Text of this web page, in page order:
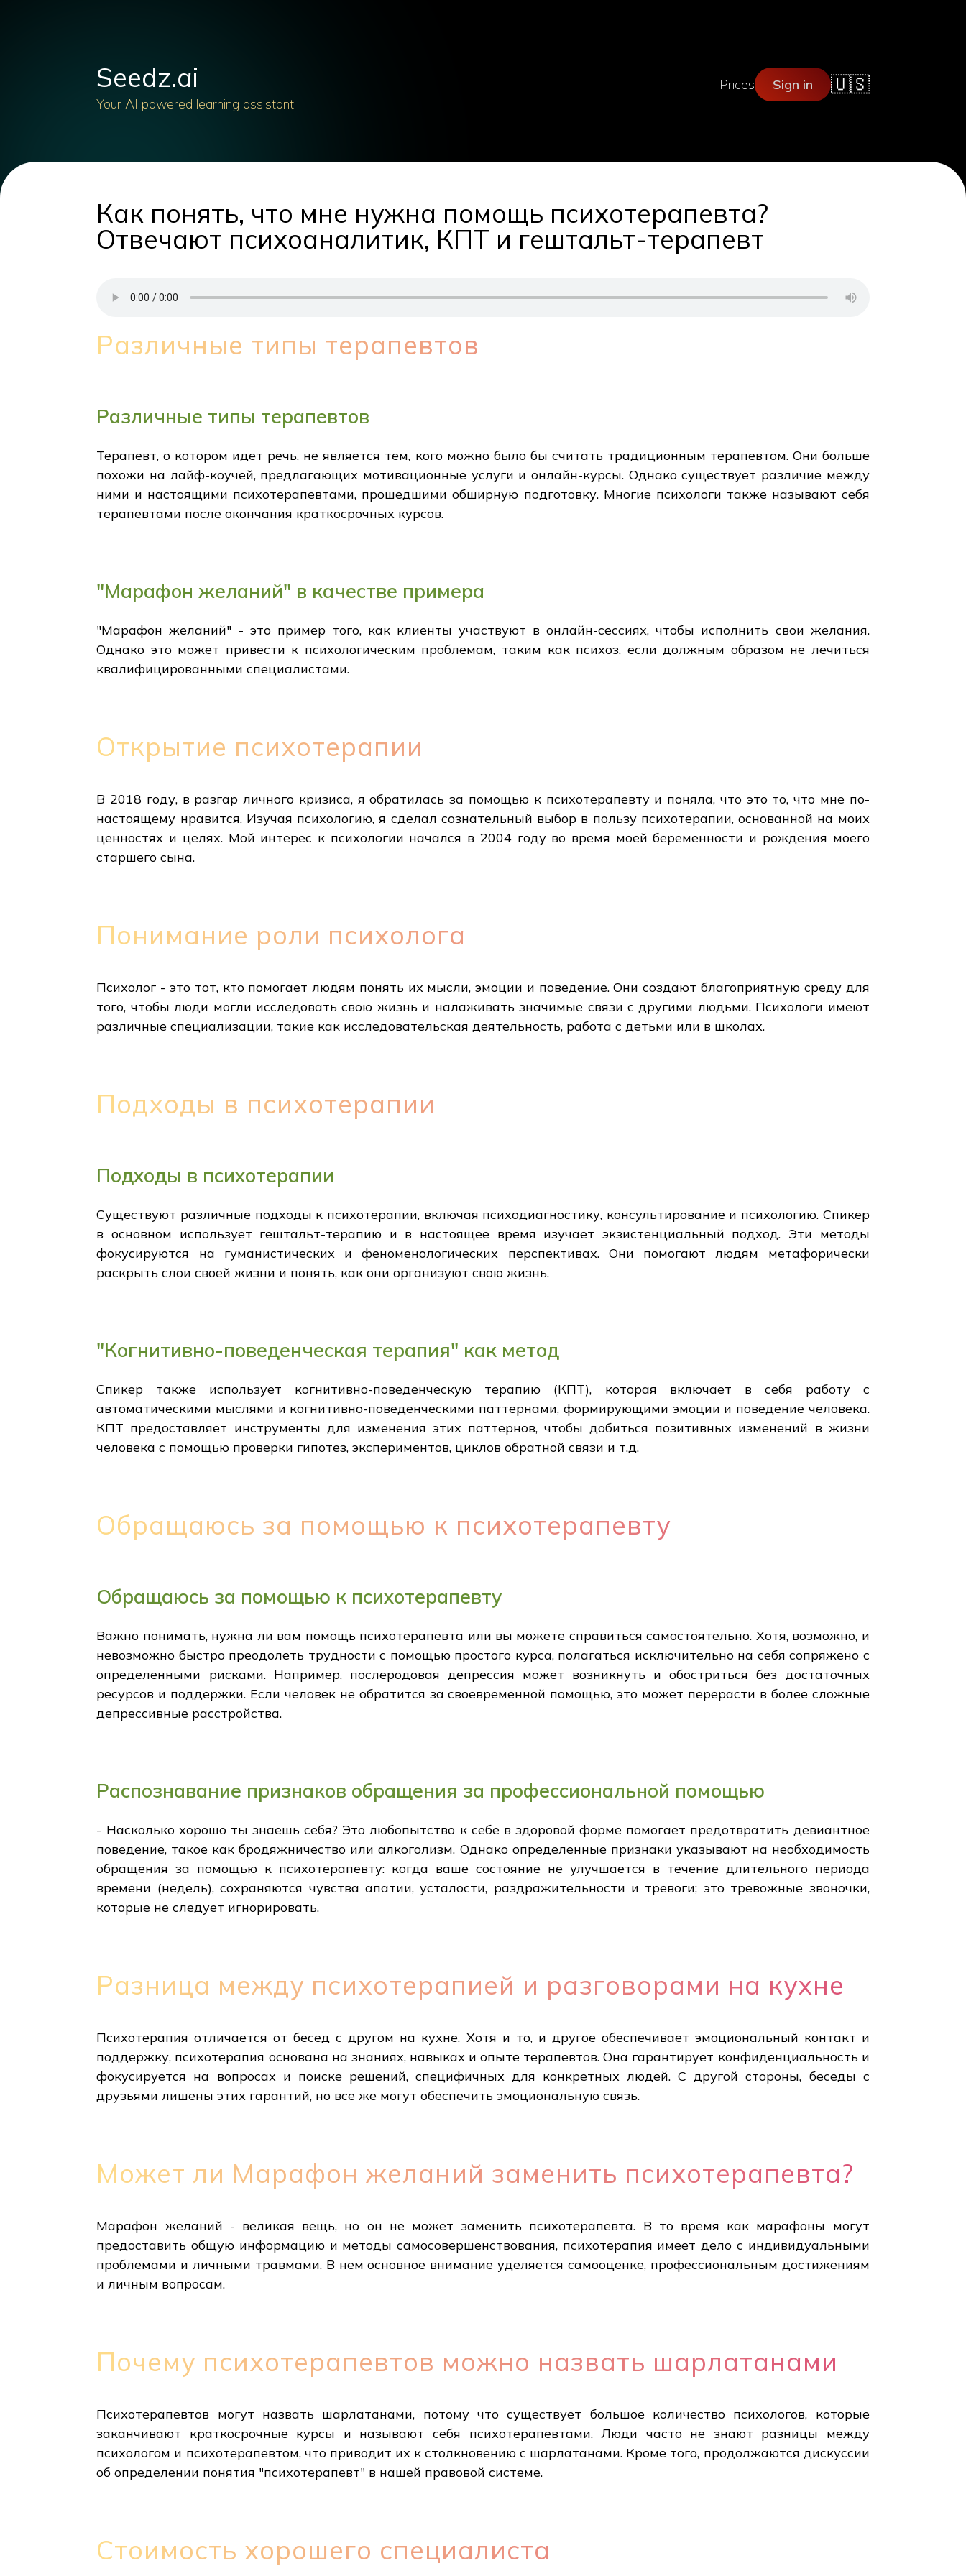
Seedz.ai
Your AI powered learning assistant
Prices Sign in 🇺🇸
Как понять, что мне нужна помощь психотерапевта?
Отвечают психоаналитик, КПТ и гештальт-терапевт
Различные типы терапевтов
Различные типы терапевтов
Терапевт, о котором идет речь, не является тем, кого можно было бы считать традиционным терапевтом. Они больше
похожи на лайф-коучей, предлагающих мотивационные услуги и онлайн-курсы. Однако существует различие между
ними и настоящими психотерапевтами, прошедшими обширную подготовку. Многие психологи также называют себя
терапевтами после окончания краткосрочных курсов.
"Марафон желаний" в качестве примера
"Марафон желаний" - это пример того, как клиенты участвуют в онлайн-сессиях, чтобы исполнить свои желания.
Однако это может привести к психологическим проблемам, таким как психоз, если должным образом не лечиться
квалифицированными специалистами.
Открытие психотерапии
В 2018 году, в разгар личного кризиса, я обратилась за помощью к психотерапевту и поняла, что это то, что мне по-
настоящему нравится. Изучая психологию, я сделал сознательный выбор в пользу психотерапии, основанной на моих
ценностях и целях. Мой интерес к психологии начался в 2004 году во время моей беременности и рождения моего
старшего сына.
Понимание роли психолога
Психолог - это тот, кто помогает людям понять их мысли, эмоции и поведение. Они создают благоприятную среду для
того, чтобы люди могли исследовать свою жизнь и налаживать значимые связи с другими людьми. Психологи имеют
различные специализации, такие как исследовательская деятельность, работа с детьми или в школах.
Подходы в психотерапии
Подходы в психотерапии
Существуют различные подходы к психотерапии, включая психодиагностику, консультирование и психологию. Спикер
в основном использует гештальт-терапию и в настоящее время изучает экзистенциальный подход. Эти методы
фокусируются на гуманистических и феноменологических перспективах. Они помогают людям метафорически
раскрыть слои своей жизни и понять, как они организуют свою жизнь.
"Когнитивно-поведенческая терапия" как метод
Спикер также использует когнитивно-поведенческую терапию (КПТ), которая включает в себя работу с
автоматическими мыслями и когнитивно-поведенческими паттернами, формирующими эмоции и поведение человека.
КПТ предоставляет инструменты для изменения этих паттернов, чтобы добиться позитивных изменений в жизни
человека с помощью проверки гипотез, экспериментов, циклов обратной связи и т.д.
Обращаюсь за помощью к психотерапевту
Обращаюсь за помощью к психотерапевту
Важно понимать, нужна ли вам помощь психотерапевта или вы можете справиться самостоятельно. Хотя, возможно, и
невозможно быстро преодолеть трудности с помощью простого курса, полагаться исключительно на себя сопряжено с
определенными рисками. Например, послеродовая депрессия может возникнуть и обостриться без достаточных
ресурсов и поддержки. Если человек не обратится за своевременной помощью, это может перерасти в более сложные
депрессивные расстройства.
Распознавание признаков обращения за профессиональной помощью
- Насколько хорошо ты знаешь себя? Это любопытство к себе в здоровой форме помогает предотвратить девиантное
поведение, такое как бродяжничество или алкоголизм. Однако определенные признаки указывают на необходимость
обращения за помощью к психотерапевту: когда ваше состояние не улучшается в течение длительного периода
времени (недель), сохраняются чувства апатии, усталости, раздражительности и тревоги; это тревожные звоночки,
которые не следует игнорировать.
Разница между психотерапией и разговорами на кухне
Психотерапия отличается от бесед с другом на кухне. Хотя и то, и другое обеспечивает эмоциональный контакт и
поддержку, психотерапия основана на знаниях, навыках и опыте терапевтов. Она гарантирует конфиденциальность и
фокусируется на вопросах и поиске решений, специфичных для конкретных людей. С другой стороны, беседы с
друзьями лишены этих гарантий, но все же могут обеспечить эмоциональную связь.
Может ли Марафон желаний заменить психотерапевта?
Марафон желаний - великая вещь, но он не может заменить психотерапевта. В то время как марафоны могут
предоставить общую информацию и методы самосовершенствования, психотерапия имеет дело с индивидуальными
проблемами и личными травмами. В нем основное внимание уделяется самооценке, профессиональным достижениям
и личным вопросам.
Почему психотерапевтов можно назвать шарлатанами
Психотерапевтов могут назвать шарлатанами, потому что существует большое количество психологов, которые
заканчивают краткосрочные курсы и называют себя психотерапевтами. Люди часто не знают разницы между
психологом и психотерапевтом, что приводит их к столкновению с шарлатанами. Кроме того, продолжаются дискуссии
об определении понятия "психотерапевт" в нашей правовой системе.
Стоимость хорошего специалиста